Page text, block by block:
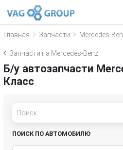
Главная Запчасти Mercedes-
Запчасти на Mercedes-Benz
Б/у автозапчасти
Класс
ПОИСК ПО АВТОМОБИЛЮ